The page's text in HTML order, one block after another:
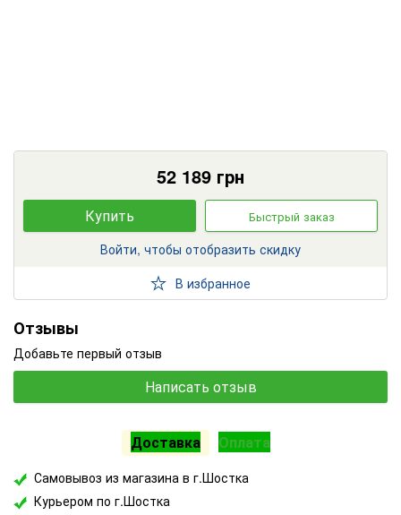
52 189 грн
Купить Быстрый заказ
Войти, чтобы отобразить скидку
В избранное
Отзывы
Добавьте первый отзыв
Написать отзыв
Доставка Оплата
Самовывоз из магазина в г.Шостка
Курьером по г.Шостка